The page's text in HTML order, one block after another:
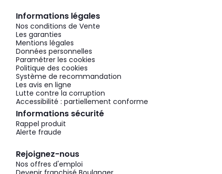
Informations légales
Nos conditions de Vente
Les garanties
Mentions légales
Données personnelles
Paramétrer les cookies
Politique des cookies
Système de recommandation
Les avis en ligne
Lutte contre la corruption
Accessibilité : partiellement conforme
Informations sécurité
Rappel produit
Alerte fraude
Rejoignez-nous
Nos offres d'emploi